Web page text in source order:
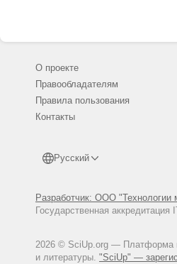
О проекте
Правообладателям
Правила пользования
Контакты
Русский
Разработчик: ООО "Технологии
Государственная
2026 © SciUp.org — Платформа
и литературы. "SciUp" —